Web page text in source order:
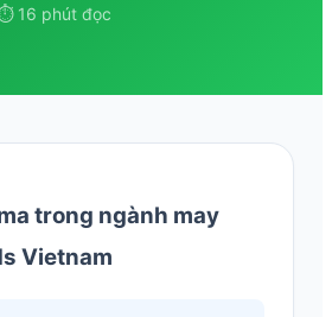
16 phút đọc
trong ngành may
Vietnam